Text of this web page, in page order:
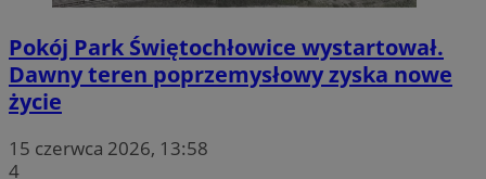
Pokój Park Świętochłowice wystartował.
Dawny teren poprzemysłowy zyska nowe
życie
15 czerwca 2026, 13:58
4